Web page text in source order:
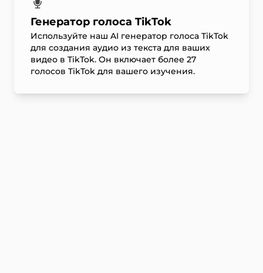
Генератор голоса TikTok
Используйте наш AI генератор голоса TikTok
для создания аудио из текста для ваших
видео в TikTok. Он включает более 27
голосов TikTok для вашего изучения.